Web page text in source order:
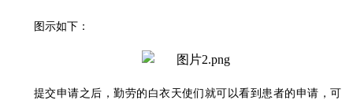
图示如下：
提交申请之后，勤劳的白衣天使们就可以看到患者的申请，可